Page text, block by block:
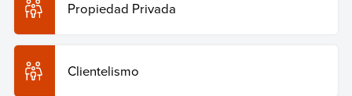
Propiedad Privada
Clientelismo